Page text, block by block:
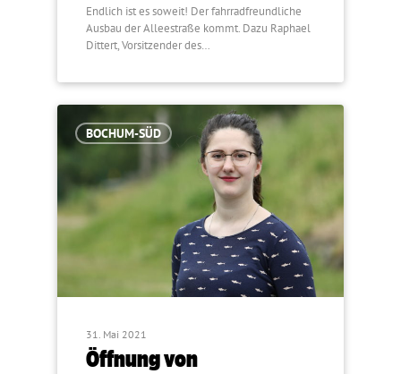
Endlich ist es soweit! Der fahrradfreundliche
Ausbau der Alleestraße kommt. Dazu Raphael
Dittert, Vorsitzender des…
BOCHUM-SÜD
31. Mai 2021
Öffnung von